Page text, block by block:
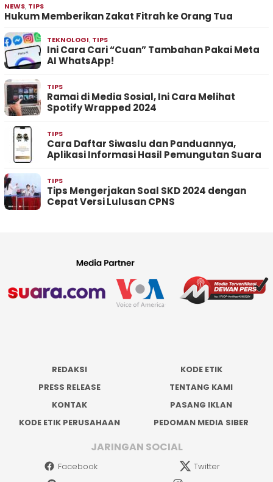
NEWS, TIPS
Hukum Memberikan Zakat Fitrah ke Orang Tua
TEKNOLOGI, TIPS
Ini Cara Cari “Cuan” Tambahan Pakai Meta
AI WhatsApp!
TIPS
Ramai di Media Sosial, Ini Cara Melihat
Spotify Wrapped 2024
TIPS
Cara Daftar Siwaslu dan Panduannya,
Aplikasi Informasi Hasil Pemungutan Suara
TIPS
Tips Mengerjakan Soal SKD 2024 dengan
Cepat Versi Lulusan CPNS
REDAKSI
KODE ETIK
PRESS RELEASE
TENTANG KAMI
KONTAK
PASANG IKLAN
KODE ETIK PERUSAHAAN
PEDOMAN MEDIA SIBER
JARINGAN SOCIAL
Facebook
Twitter